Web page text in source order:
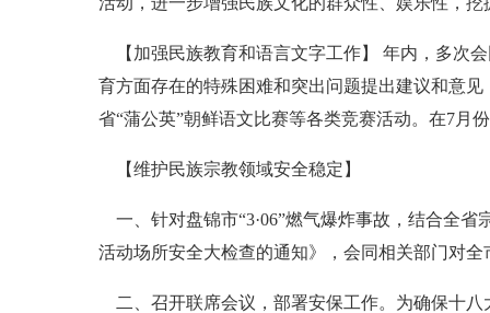
【加强民族教育和语言文字工作】 年内，多次
育方面存在的特殊困难和突出问题提出建议和意
省“蒲公英”朝鲜语文比赛等各类竞赛活动。在7月
【维护民族宗教领域安全稳定】
一、针对盘锦市“3·06”燃气爆炸事故，结合全
活动场所安全大检查的通知》，会同相关部门对
二、召开联席会议，部署安保工作。为确保十八